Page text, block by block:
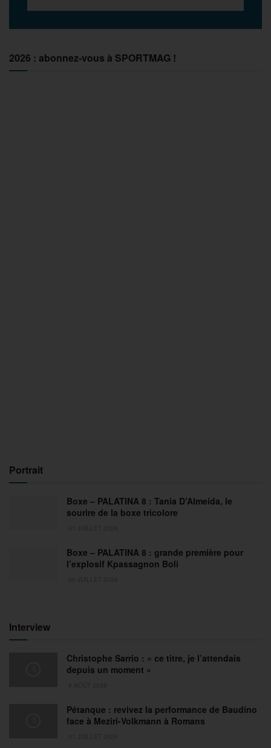
2026 : abonnez-vous à SPORTMAG !
Portrait
Boxe – PALATINA 8 : Tania D’Almeida, le
sourire de la boxe tricolore
Boxe – PALATINA 8 : grande première pour
l’explosif Kpassagnon Boli
Interview
Christophe Sarrio : « ce titre, je l’attendais
depuis un moment »
Pétanque : revivez la performance de Baudino
face à Meziri-Volkmann à Romans